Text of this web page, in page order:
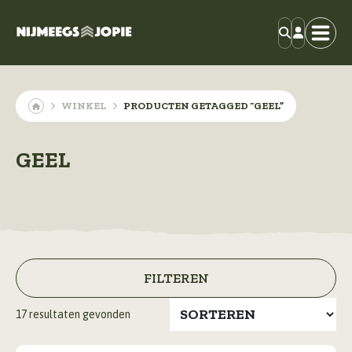
WINKEL PRODUCTEN GETAGGED “GEEL”
GEEL
FILTEREN
17resultaten gevonden